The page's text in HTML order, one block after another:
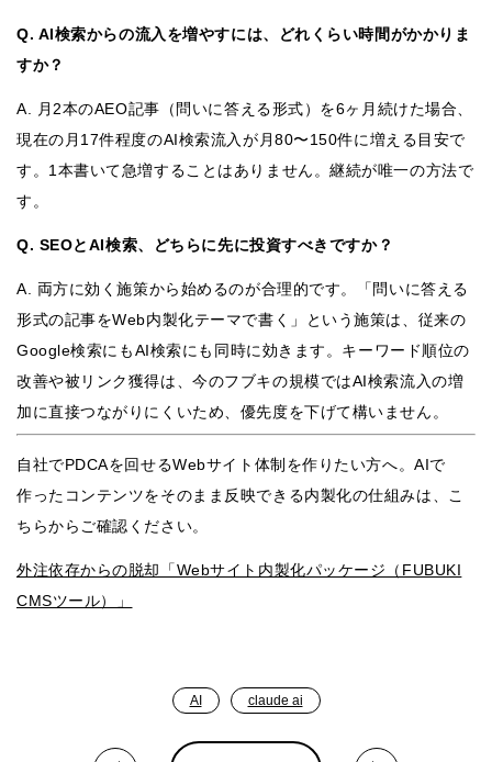
Q. AI検索からの流入を増やすには、どれくらい時間がかかりま
すか？
A. 月2本のAEO記事（問いに答える形式）を6ヶ月続けた場合、
現在の月17件程度のAI検索流入が月80〜150件に増える目安で
す。1本書いて急増することはありません。継続が唯一の方法で
す。
Q. SEOとAI検索、どちらに先に投資すべきですか？
A. 両方に効く施策から始めるのが合理的です。「問いに答える
形式の記事をWeb内製化テーマで書く」という施策は、従来の
Google検索にもAI検索にも同時に効きます。キーワード順位の
改善や被リンク獲得は、今のフブキの規模ではAI検索流入の増
加に直接つながりにくいため、優先度を下げて構いません。
自社でPDCAを回せるWebサイト体制を作りたい方へ。AIで
作ったコンテンツをそのまま反映できる内製化の仕組みは、こ
ちらからご確認ください。
外注依存からの脱却「Webサイト内製化パッケージ（FUBUKI
CMSツール）」
AI claude ai